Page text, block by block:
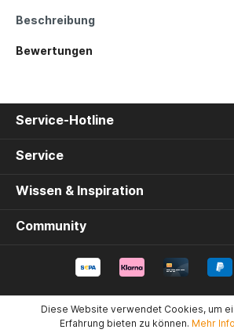
Beschreibung
Bewertungen
Service-Hotline
Service
Wissen & Inspiration
Community
Diese Website verwendet Cookies, um
Erfahrung bieten zu können. Mehr